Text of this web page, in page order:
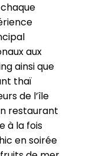
aux
ainsi que
thaï
de l’île
restaurant
à la fois
en soirée